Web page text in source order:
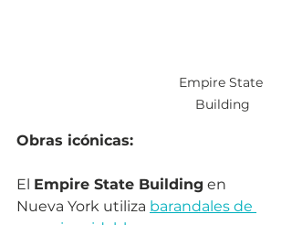
Empire State
Building
Obras icónicas:
El Empire State Building en
Nueva York utiliza barandales de